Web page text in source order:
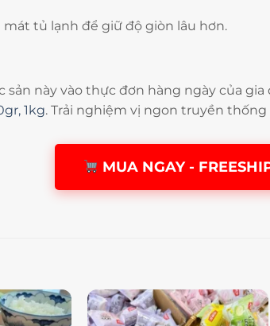
tủ lạnh để giữ độ giòn lâu hơn.
sản này vào thực đơn hàng ngày của
1kg. Trải nghiệm vị ngon truyền
MUA NGAY -